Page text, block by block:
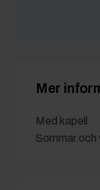
Mer
Med kapell
Sommar och